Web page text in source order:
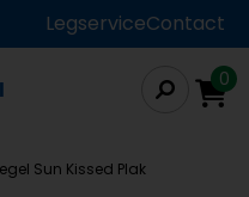
LegserviceContact
0
Sun Kissed Plak